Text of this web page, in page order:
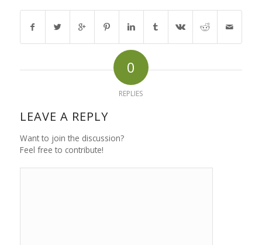
0
REPLIES
LEAVE A REPLY
Want to join the discussion?
Feel free to contribute!